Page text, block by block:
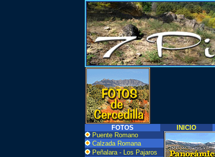
FOTOS INICIO
Puente Romano
Calzada Romana
Peñalara - Los Pajaros